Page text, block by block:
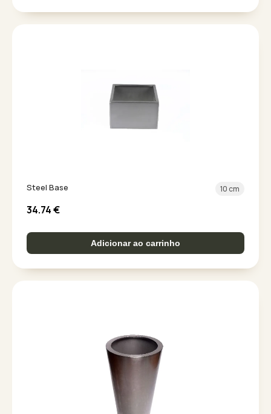
Steel Base 10 cm
34.74€
Adicionar ao carrinho